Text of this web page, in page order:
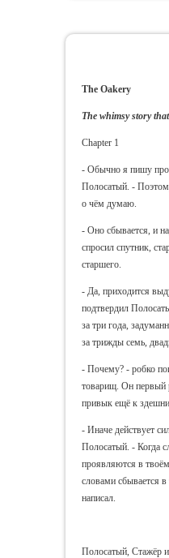
The Oakery
The whimsy story
Chapter 1
- Обычно я пишу
Полосатый. -
о чём думаю.
- Оно сбывается, и
спросил спутник,
старшего.
- Да, приходится
подтвердил
за три года,
за трижды семь,
- Почему? - робко
товарищ. Он первый
привык ещё к
- Иначе действует
Полосатый. - Когда
проявляются в
словами сбывается
написал.
Полосатый, Стажёр